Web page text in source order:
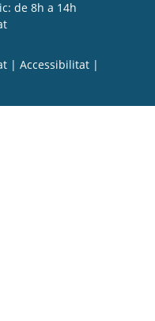
de 8h a 14h
| Accessibilitat |